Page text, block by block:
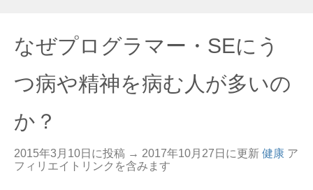
なぜプログラマー・SEにう
つ病や精神を病む人が多いの
か？
2015年3月10日に投稿 → 2017年10月27日 に更新 健康 ア
フィリエイトリンクを含みます